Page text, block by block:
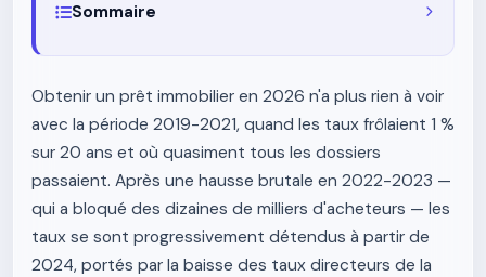
Sommaire
Obtenir un prêt immobilier en 2026 n'a plus rien à voir
avec la période 2019-2021, quand les taux frôlaient 1 %
sur 20 ans et où quasiment tous les dossiers
passaient. Après une hausse brutale en 2022-2023 —
qui a bloqué des dizaines de milliers d'acheteurs — les
taux se sont progressivement détendus à partir de
2024, portés par la baisse des taux directeurs de la